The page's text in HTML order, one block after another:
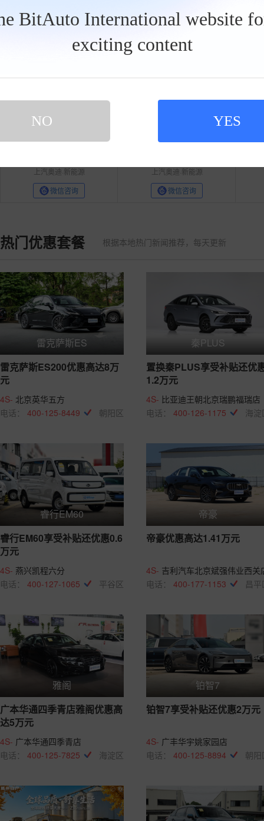
BitAuto International website
exciting content
NO YES
奥迪A6L
17.33万
4S- 奥吉通国门
上汽奥迪·新能源
微信咨询
上汽奥迪·新能源
微信咨询
热门优惠套餐 根据本地热门新闻推荐，每天更新
雷克萨斯ES
雷克萨斯ES200优惠高达8万
元
4S- 北京英华五方
电话：
400-125-8449 朝阳区
秦PLUS
置换秦PLUS享受补贴还优
1.2万元
4S- 比亚迪王朝北京瑞鹏福瑞店
电话：
400-126-1175 海淀
睿行EM60
睿行EM60享受补贴还优惠0.6
万元
4S- 燕兴凯程六分
电话：
400-127-1065 平谷区
帝豪
帝豪优惠高达1.41万元
4S- 吉利汽车北京斌强伟业西关
电话：
400-177-1153 昌平
雅阁
广本华通四季青店雅阁优惠高
达5万元
4S- 广本华通四季青店
电话：
400-125-7825 海淀区
铂智7
铂智7享受补贴还优惠2万元
4S- 广丰华宇姚家园店
电话：
400-125-8894 朝阳